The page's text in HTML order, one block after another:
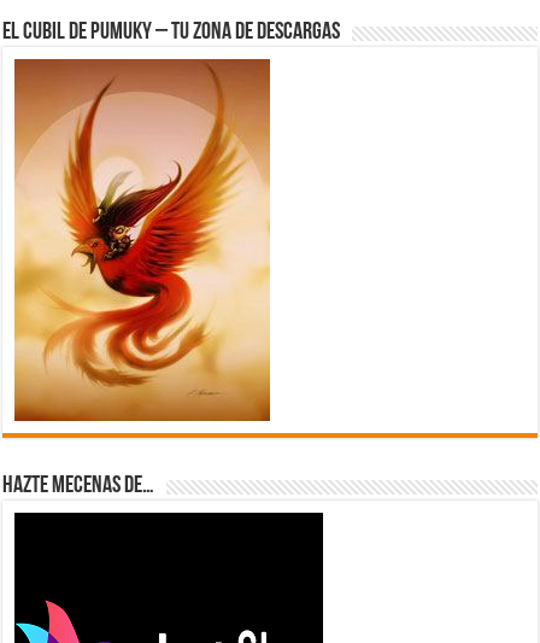
El Cubil de Pumuky – Tu zona de Descargas
Hazte Mecenas de…